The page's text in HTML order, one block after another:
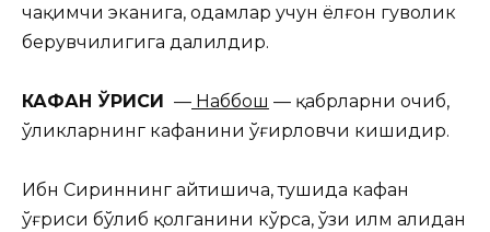
чақимчи эканига, одамлар учун ёлғон гувоҳлик
берувчилигига далилдир.
КАФАН ЎҒРИСИ — Наббош — қабрларни очиб,
ўликларнинг кафанини ўғирловчи кишидир.
Ибн Сириннинг айтишича, тушида кафан
ўғриси бўлиб қолганини кўрса, ўзи илм аҳлидан